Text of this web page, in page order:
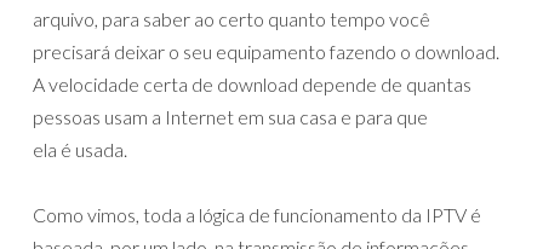
arquivo, para saber ao certo quanto tempo você
precisará deixar o seu equipamento fazendo o download.
A velocidade certa de download depende de quantas
pessoas usam a Internet em sua casa e para que
ela é usada.
Como vimos, toda a lógica de funcionamento da IPTV é